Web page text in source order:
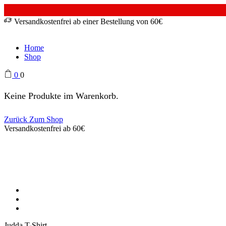
Versandkostenfrei ab einer Bestellung von 60€
Home
Shop
0 0
Keine Produkte im Warenkorb.
Zurück Zum Shop
Versandkostenfrei ab 60€